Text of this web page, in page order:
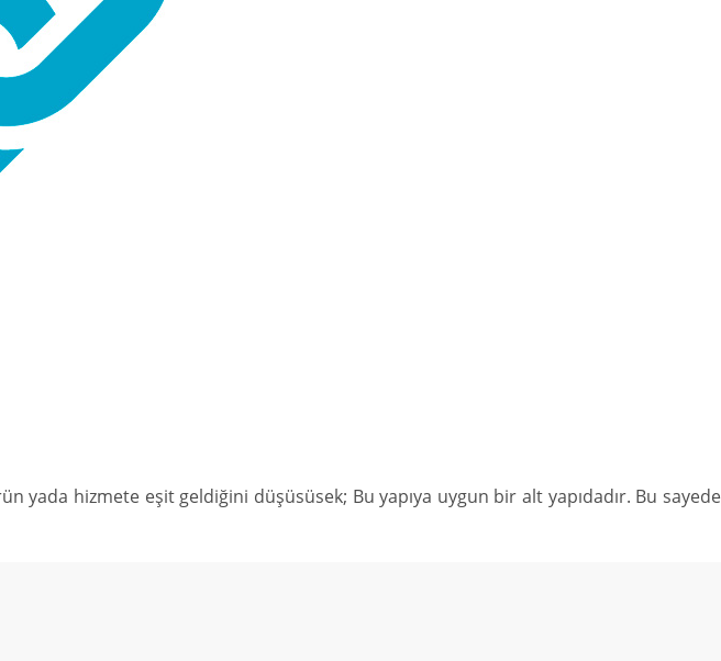
yada hizmete eşit geldiğini düşüsüsek; Bu yapıya uygun bir alt yapıdadır. Bu sayede